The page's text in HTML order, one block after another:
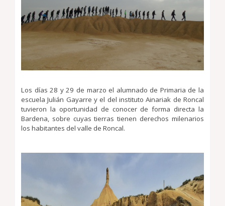
Los días 28 y 29 de marzo el alumnado de Primaria de la
escuela Julián Gayarre y el del instituto Ainariak de Roncal
tuvieron la oportunidad de conocer de forma directa la
Bardena, sobre cuyas tierras tienen derechos milenarios
los habitantes del valle de Roncal.